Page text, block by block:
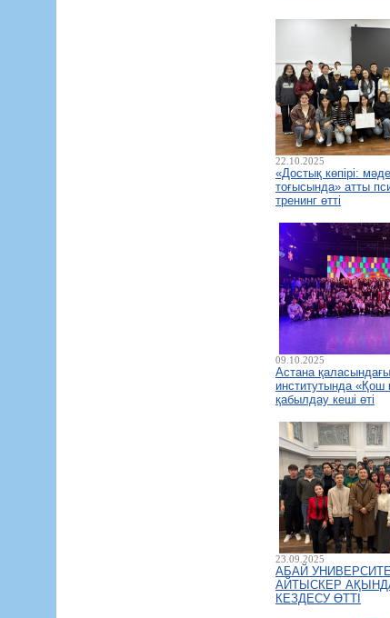
22.10.2025
«Достық көпірі:
тоғысында» атты
тренинг өтті
09.10.2025
Астана
институтында «Қош
қабылдау кеші өті
23.09.2025
АБАЙ
АЙТЫСКЕР
КЕЗДЕСУ ӨТТІ